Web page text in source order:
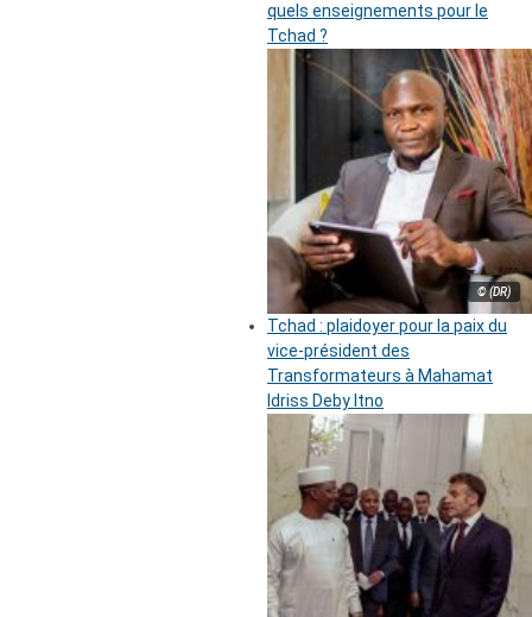
quels enseignements pour le
Tchad ?
© (DR)
Tchad : plaidoyer pour la paix du
vice-président des
Transformateurs à Mahamat
Idriss Deby Itno